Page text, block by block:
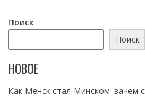
Поиск
Поиск
НОВОЕ
Как Менск стал Минском: зачем